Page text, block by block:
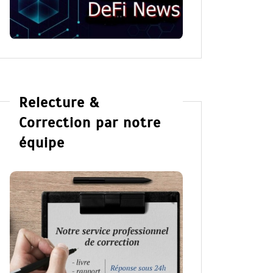
Windy City
Lire la suite
Relecture &
Correction par notre
équipe